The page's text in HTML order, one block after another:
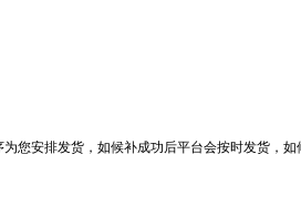
安排发货，如候补成功后平台会按时发货，如